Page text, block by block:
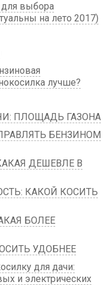
выбора
на лето 2017)
лучше?
ПЛОЩАДЬ ГАЗОНА
БЕНЗИНОМ
ДЕШЕВЛЕ В
КАКОЙ КОСИТЬ
БОЛЕЕ
УДОБНЕЕ
для дачи:
и электрических